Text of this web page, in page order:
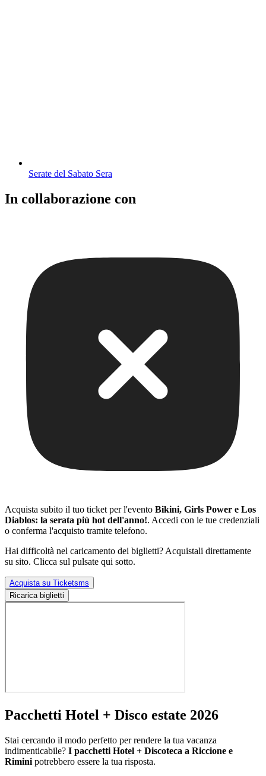
Serate del Sabato Sera
In collaborazione con
Acquista subito il tuo ticket per l'evento Bikini, Girls Power e Los
Diablos: la serata più hot dell'anno!. Accedi con le tue credenziali
o conferma l'acquisto tramite telefono.
Hai difficoltà nel caricamento dei biglietti? Acquistali direttamente
su sito. Clicca sul pulsate qui sotto.
Acquista su Ticketsms
Ricarica biglietti
Pacchetti Hotel + Disco estate 2026
Stai cercando il modo perfetto per rendere la tua vacanza
indimenticabile? I pacchetti Hotel + Discoteca a Riccione e
Rimini potrebbero essere la tua risposta.